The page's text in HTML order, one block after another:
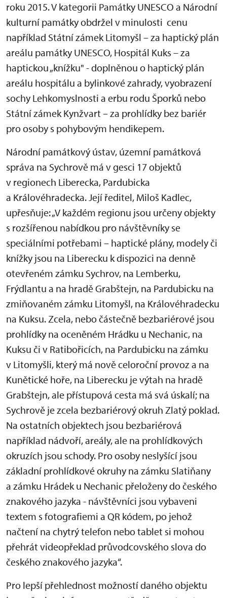
roku 2015. V kategorii Památky UNESCO a Národní
kulturní památky obdržel v minulosti cenu
například Státní zámek Litomyšl – za haptický plán
areálu památky UNESCO, Hospitál Kuks – za
haptickou „knížku" - doplněnou o haptický plán
areálu hospitálu a bylinkové zahrady, vyobrazení
sochy Lehkomyslnosti a erbu rodu Šporků nebo
Státní zámek Kynžvart – za prohlídky bez bariér
pro osoby s pohybovým hendikepem.
Národní památkový ústav, územní památková
správa na Sychrově má v gesci 17 objektů
v regionech Liberecka, Pardubicka
a Královéhradecka. Její ředitel, Miloš Kadlec,
upřesňuje: „V každém regionu jsou určeny objekty
s rozšířenou nabídkou pro návštěvníky se
speciálními potřebami – haptické plány, modely či
knížky jsou na Liberecku k dispozici na denně
otevřeném zámku Sychrov, na Lemberku,
Frýdlantu a na hradě Grabštejn, na Pardubicku na
zmiňovaném zámku Litomyšl, na Královéhradecku
na Kuksu. Zcela, nebo částečně bezbariérové jsou
prohlídky na oceněném Hrádku u Nechanic, na
Kuksu či v Ratibořicích, na Pardubicku na zámku
v Litomyšli, který má nově celoroční provoz a na
Kunětické hoře, na Liberecku je výtah na hradě
Grabštejn, ale přístupová cesta má svá úskalí; na
Sychrově je zcela bezbariérový okruh Zlatý poklad.
Na ostatních objektech jsou bezbariérová
například nádvoří, areály, ale na prohlídkových
okruzích jsou schody. Pro osoby neslyšící jsou
základní prohlídkové okruhy na zámku Slatiňany
a zámku Hrádek u Nechanic přeloženy do českého
znakového jazyka - návštěvníci jsou vybaveni
textem s fotografiemi a QR kódem, po jehož
načtení na chytrý telefon nebo tablet si mohou
přehrát videopřeklad průvodcovského slova do
českého znakového jazyka“.
Pro lepší přehlednost možností daného objektu